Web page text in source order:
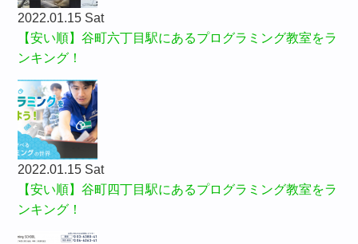
2022.01.15 Sat
【安い順】谷町六丁目駅にあるプログラミング教室をラ
ンキング！
2022.01.15 Sat
【安い順】谷町四丁目駅にあるプログラミング教室をラ
ンキング！